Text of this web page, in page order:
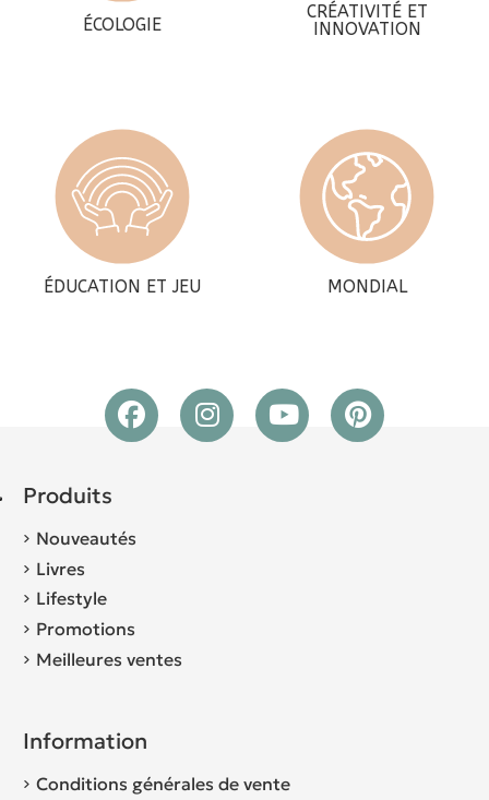
ÉCOLOGIE
CRÉATIVITÉ ET
INNOVATION
ÉDUCATION ET JEU MONDIAL
Produits
Nouveautés
Livres
Lifestyle
Promotions
Meilleures ventes
Information
Conditions générales de vente